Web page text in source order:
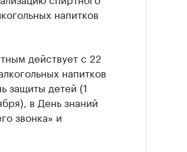
напитков
действует с 22
напитков
защиты детей (1
в День знаний
звонка» и